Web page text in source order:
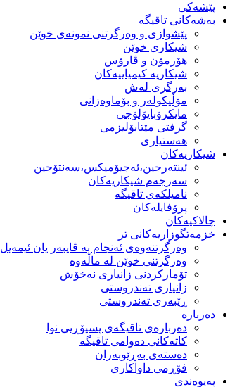
پێشەکی
بەشەكانی تاقیگە
پێشوازی و وەرگرتنی نمونەی خوێن
شیكاری خوێن
هۆرمۆن و ڤارۆس
شیكاریە كیمیاییەكان
بەرگری لەش
مۆڵیكولەر و بۆماوەزانی
مایكرۆبایۆلۆجی
گرفتی مێتابۆلیزمی
هەستیاری
شیكاریەكان
ئینتەرجین،ئەجیۆمیکس،سەنتۆجین
سەرجەم شیكاریەكان
نامیلكەی تاقیگە
پرۆفایلەكان
چالاکیەکان
خزمەتگوزاریەكانی تر
وه‌رگرتنه‌وه‌ی ئه‌نجام به‌ ڤایبه‌ر یان ئیمه‌یل
وەرگرتنی خوێن لە ماڵەوە
تۆماركردنی زانیاری نەخۆش
زانیاری تەندروستی
ڕێبەری تەندروستی
دەربارە
دەربارەی تاقیگەی پسپۆڕیی نوا
كاتەكانی دەوامی تاقیگە
دەستەی بەڕێوبەران
فۆڕمی داواكاری
پەیوەندی